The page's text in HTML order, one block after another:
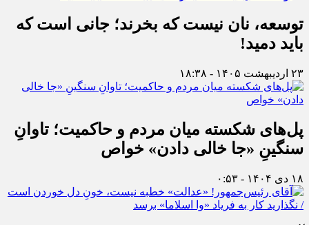
توسعه، نان نیست که بخرند؛ جانی است که
باید دمید!
۲۳ اردیبهشت ۱۴۰۵ - ۱۸:۳۸
پل‌های شکسته میان مردم و حاکمیت؛ تاوانِ
سنگینِ «جا خالی دادن» خواص
۱۸ دی ۱۴۰۴ - ۰:۵۳